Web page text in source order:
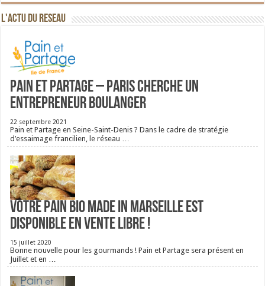
L'ACTU DU RESEAU
Pain et Partage – Paris cherche un
entrepreneur boulanger
22 septembre 2021
Pain et Partage en Seine-Saint-Denis ? Dans le cadre de stratégie
d’essaimage francilien, le réseau …
Votre pain bio Made in Marseille est
disponible en vente libre !
15 juillet 2020
Bonne nouvelle pour les gourmands ! Pain et Partage sera présent en
Juillet et en …